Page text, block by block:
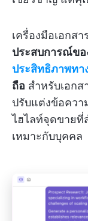
เครื่องมือเอกส
ประสบการณ์ข
ประสิทธิภาพทา
ถือ สำหรับเอก
ปรับแต่งข้อควา
ไฮไลท์จุดขาย
เหมาะกับบุคคล